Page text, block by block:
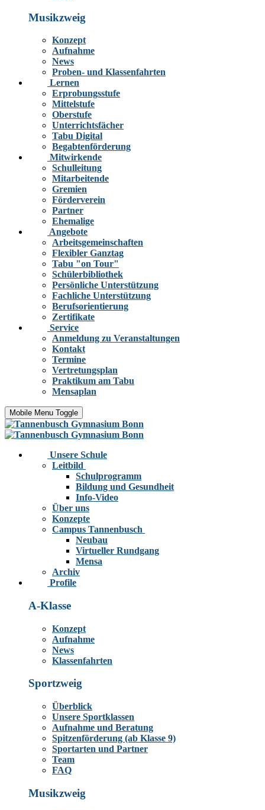
Musikzweig
Konzept
Aufnahme
News
Proben- und Klassenfahrten
Lernen
Erprobungsstufe
Mittelstufe
Oberstufe
Unterrichtsfächer
Tabu Digital
Begabtenförderung
Mitwirkende
Schulleitung
Mitarbeitende
Gremien
Förderverein
Partner
Ehemalige
Angebote
Arbeitsgemeinschaften
Flexibler Ganztag
Tabu "on Tour"
Schülerbibliothek
Persönliche Unterstützung
Fachliche Unterstützung
Berufsorientierung
Zertifikate
Service
Anmeldung zu Veranstaltungen
Kontakt
Termine
Vertretungsplan
Praktikum am Tabu
Mensaplan
Mobile Menu Toggle
Unsere Schule
Leitbild
Schulprogramm
Bildung und Gesundheit
Info-Video
Über uns
Konzepte
Campus Tannenbusch
Neubau
Virtueller Rundgang
Mensa
Archiv
Profile
A-Klasse
Konzept
Aufnahme
News
Klassenfahrten
Sportzweig
Überblick
Unsere Sportklassen
Aufnahme und Beratung
Spitzenförderung (ab Klasse 9)
Sportarten und Partner
Team
FAQ
Musikzweig